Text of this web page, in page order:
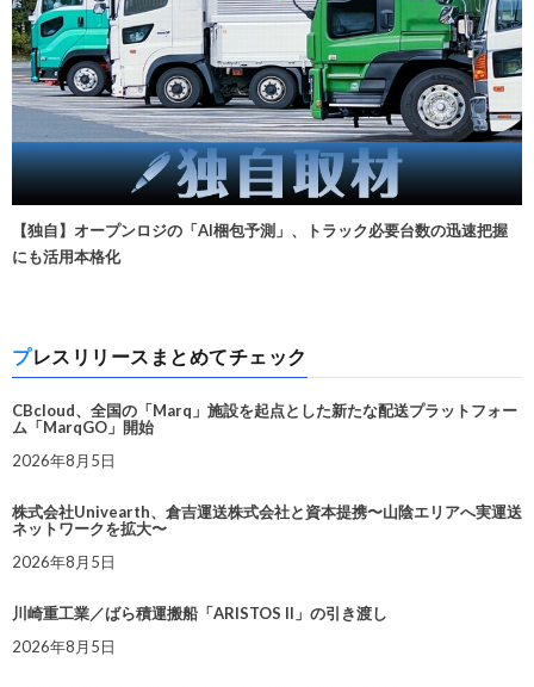
【独自】オープンロジの「AI梱包予測」、トラック必要台数の迅速把握
にも活用本格化
プレスリリースまとめてチェック
CBcloud、全国の「Marq」施設を起点とした新たな配送プラットフォー
ム「MarqGO」開始
2026年8月5日
株式会社Univearth、倉吉運送株式会社と資本提携〜山陰エリアへ実運送
ネットワークを拡大〜
2026年8月5日
川崎重工業／ばら積運搬船「ARISTOS II」の引き渡し
2026年8月5日